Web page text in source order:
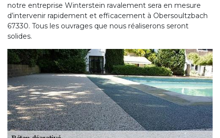
notre entreprise Winterstein ravalement sera en mesure
d’intervenir rapidement et efficacement à Obersoultzbach
67330. Tous les ouvrages que nous réaliserons seront
solides.